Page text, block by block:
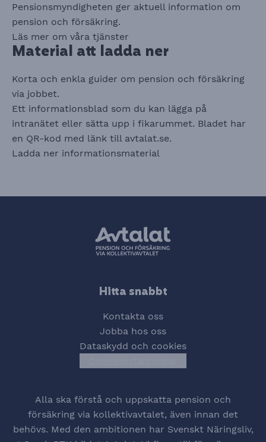
Pensionsmyndigheten ger aktuell information om
pension och försäkring.
Läs mer om våra tjänster
Material att ladda ner
Korta och enkla guider om pension och försäkring
via jobbet.
Ett informationsblad som du kan lägga på
intranätet eller sätta upp i fikarummet. Bladet har
en QR-kod med länk till avtalat.se.
Ladda ner informationsmaterial
Hitta snabbt
Kontakta oss
Jobba hos oss
Dataskydd och cookies
Alla ska förstå och uppskatta pension och
försäkring via kollektivavtalet, även innan det
behövs. Med den ambitionen har Svenskt Näringsliv,